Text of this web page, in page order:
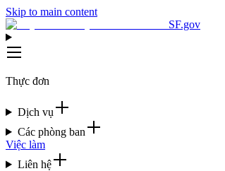
Skip to main content
SF.gov
Thực đơn
Dịch vụ
Các phòng ban
Việc làm
Liên hệ